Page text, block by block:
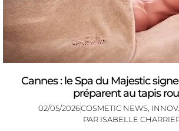
Cannes : le Spa du Majestic
préparent au tapis
02/05/2026COSMETIC NEWS
PAR ISABELLE